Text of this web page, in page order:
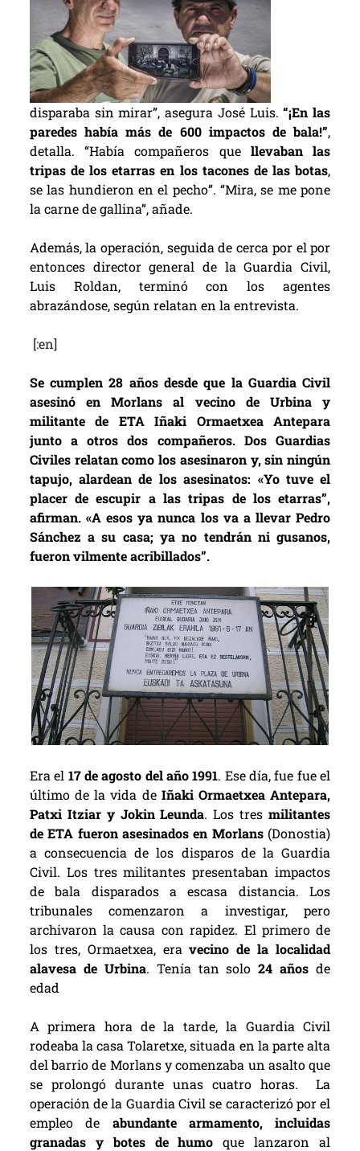
disparaba sin mirar”, asegura José Luis.“¡En las
paredes había más de 600 impactos de bala!”,
detalla. “Había compañeros que llevaban las
tripas de los etarras en los tacones de las botas,
se las hundieron en el pecho”. “Mira, se me pone
la carne de gallina”, añade.
Además, la operación, seguida de cerca por el por
entonces director general de la Guardia Civil,
Luis Roldan, terminó con los agentes
abrazándose, según relatan en la entrevista.
[:en]
Se cumplen 28 años desde que la Guardia Civil
asesinó en Morlans al vecino de Urbina y
militante de ETA Iñaki Ormaetxea Antepara
junto a otros dos compañeros. Dos Guardias
Civiles relatan como los asesinaron y, sin ningún
tapujo, alardean de los asesinatos: «Yo tuve el
placer de escupir a las tripas de los etarras”,
afirman. «A esos ya nunca los va a llevar Pedro
Sánchez a su casa; ya no tendrán ni gusanos,
fueron vilmente acribillados”.
Era el 17 de agosto del año 1991. Ese día, fue fue el
último de la vida deIñaki Ormaetxea Antepara,
Patxi Itziar y Jokin Leunda. Los tresmilitantes
de ETA fueron asesinados en Morlans(Donostia)
a consecuencia de los disparos de la Guardia
Civil. Los tres militantes presentaban impactos
de bala disparados a escasa distancia. Los
tribunales comenzaron a investigar, pero
archivaron la causa con rapidez. El primero de
los tres, Ormaetxea, eravecino de la localidad
alavesa de Urbina. Tenía tan solo24 años de
edad
A primera hora de la tarde, la Guardia Civil
rodeaba la casa Tolaretxe, situada en la parte alta
del barrio de Morlans y comenzaba un asalto que
se prolongó durante unas cuatro horas.La
operación de la Guardia Civil se caracterizó por el
empleo de abundante armamento, incluidas
granadas y botes de humo que lanzaron al